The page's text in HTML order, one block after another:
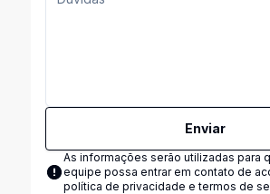
Enviar
As informações serão utilizadas para
equipe possa entrar em contato de
política de privacidade e termos de